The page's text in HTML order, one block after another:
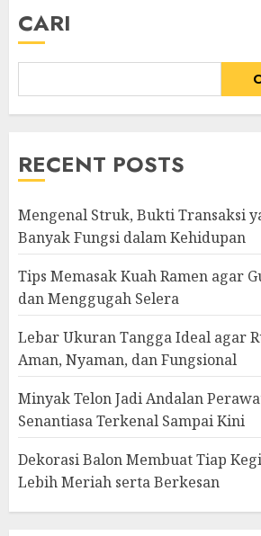
CARI
RECENT POSTS
Mengenal Struk, Bukti Transaksi
Banyak Fungsi dalam Kehidupan
Tips Memasak Kuah Ramen agar
dan Menggugah Selera
Lebar Ukuran Tangga Ideal agar
Aman, Nyaman, dan Fungsional
Minyak Telon Jadi Andalan
Senantiasa Terkenal Sampai Kini
Dekorasi Balon Membuat Tiap
Lebih Meriah serta Berkesan